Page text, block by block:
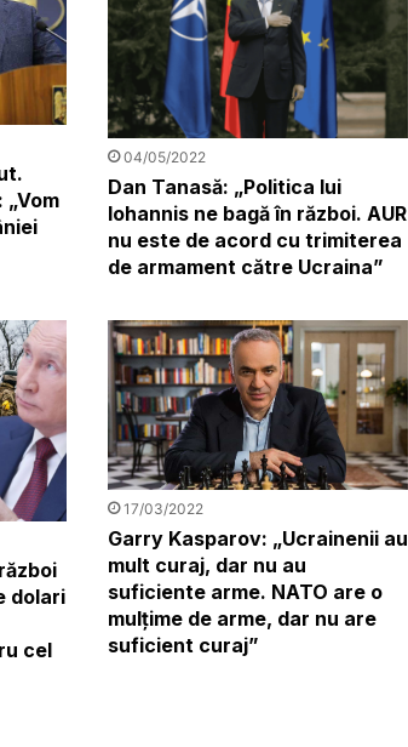
04/05/2022
Dan Tanasă: „Politica lui
Iohannis ne bagă în război. AUR
nu este de acord cu trimiterea
de armament către Ucraina”
dolari
cel
17/03/2022
Garry Kasparov: „Ucrainenii au
mult curaj, dar nu au
suficiente arme. NATO are o
mulțime de arme, dar nu are
suficient curaj”